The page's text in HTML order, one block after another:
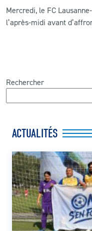
Mercredi, le FC
l’après-midi avant
Rechercher
ACTUALITÉS